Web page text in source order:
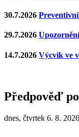
30.7.2026
29.7.2026
14.7.2026 Výcvik ve
Předpověď
dnes, čtvrtek 6. 8. 2026